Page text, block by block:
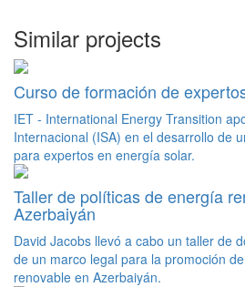
Similar projects
Curso de formación de
IET - International Energy Transition
Internacional (ISA) en el desarrollo de
para expertos en energía solar.
Taller de políticas de energía
Azerbaiyán
David Jacobs llevó a cabo un taller de
de un marco legal para la promoción
renovable en Azerbaiyán.